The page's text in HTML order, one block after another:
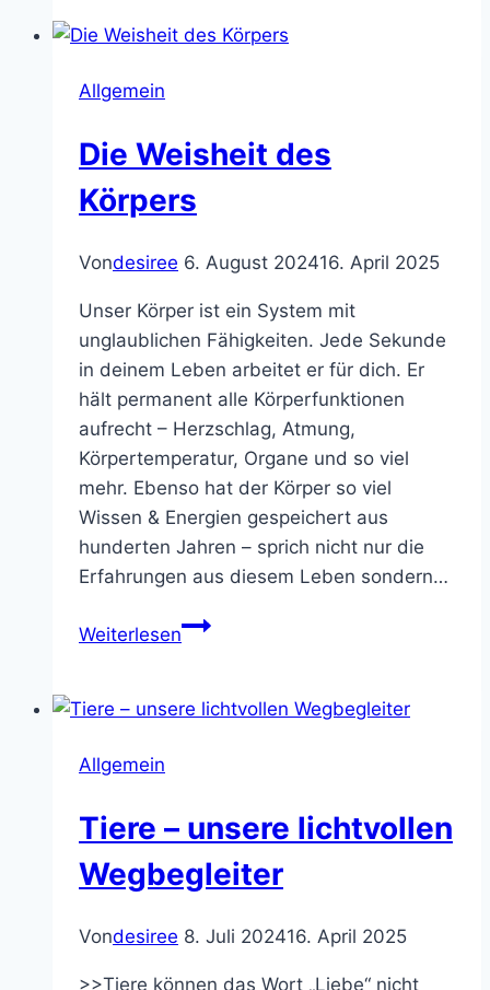
Allgemein
Die Weisheit des
Körpers
Vondesiree 6. August 202416. April 2025
Unser Körper ist ein System mit
unglaublichen Fähigkeiten. Jede Sekunde
in deinem Leben arbeitet er für dich. Er
hält permanent alle Körperfunktionen
aufrecht – Herzschlag, Atmung,
Körpertemperatur, Organe und so viel
mehr. Ebenso hat der Körper so viel
Wissen & Energien gespeichert aus
hunderten Jahren – sprich nicht nur die
Erfahrungen aus diesem Leben sondern…
WeiterlesenDie
Körpers
Allgemein
Tiere – unsere lichtvollen
Wegbegleiter
Vondesiree 8. Juli 202416. April 2025
>>Tiere können das Wort „Liebe“ nicht